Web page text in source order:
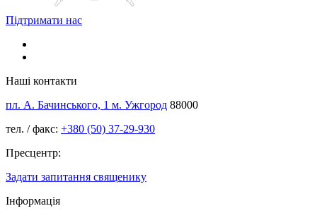
Підтримати нас
Наші контакти
пл. А. Бачинського, 1 м. Ужгород 88000
тел. / факс: +380 (50) 37-29-930
Пресцентр:
Задати запитання священику
Інформація